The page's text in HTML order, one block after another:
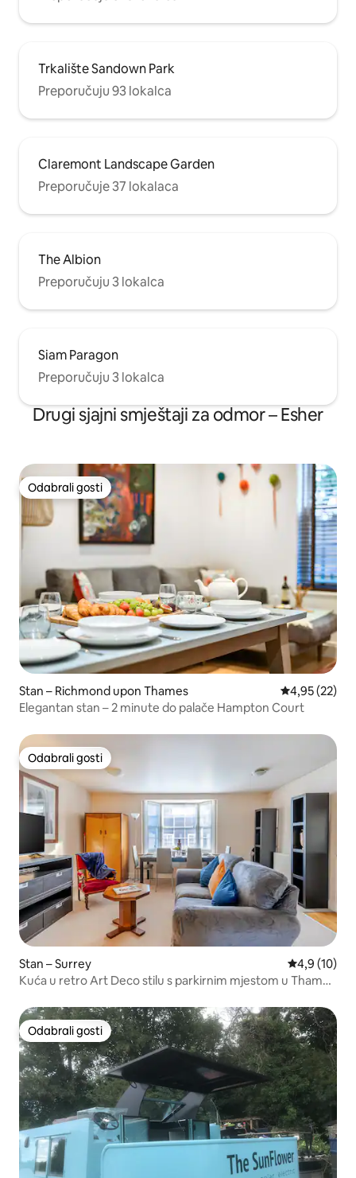
Trkalište Sandown Park
Preporučuju 93 lokalca
Claremont Landscape Garden
Preporučuje 37 lokalaca
The Albion
Preporučuju 3 lokalca
Siam Paragon
Preporučuju 3 lokalca
Drugi sjajni smještaji za odmor – Esher
Odabrali gosti
Odabrali gosti
Stan – Richmond upon Thames Prosječna
4,95 (22)
Elegantan stan – 2 minute do palače Hampton Court
Odabrali gosti
Odabrali gosti
Stan – Surrey Prosječna
4,9 (10)
Kuća u retro Art Deco stilu s parkirnim mjestom u Thames
Odabrali gosti
Odabrali gosti